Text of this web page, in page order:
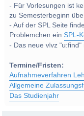
- Für Vorlesungen ist
zu Semesterbeginn
- Auf der SPL Seite
Problemchen einSPL-
- Das neue vlvz "u:find"
Termine/Fristen:
Aufnahmeverfahren
Allgemeine
Das Studienjahr